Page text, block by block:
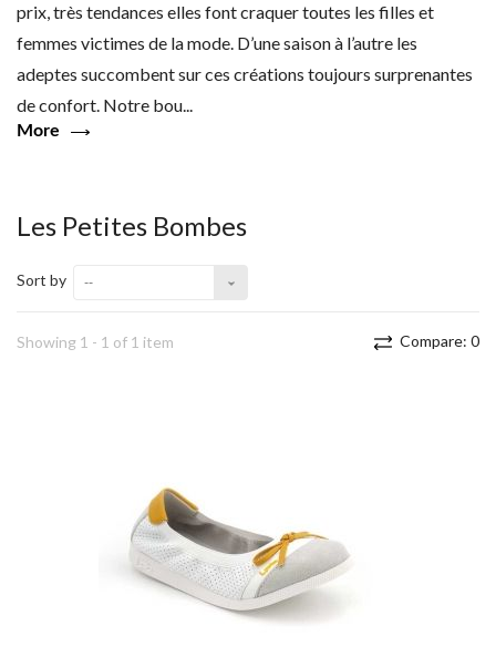
prix, très tendances elles font craquer toutes les filles et
femmes victimes de la mode. D’une saison à l’autre les
adeptes succombent sur ces créations toujours surprenantes
de confort. Notre bou...
More
Les Petites Bombes
Sort by --
Compare: 0
Showing 1 - 1 of 1 item